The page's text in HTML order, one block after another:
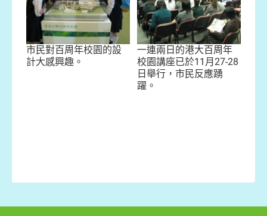
市民對百周年校園的設
計大感興趣。
一連兩日的港大百周年
校園講座已於11月27-28
日舉行，市民反應踴
躍。